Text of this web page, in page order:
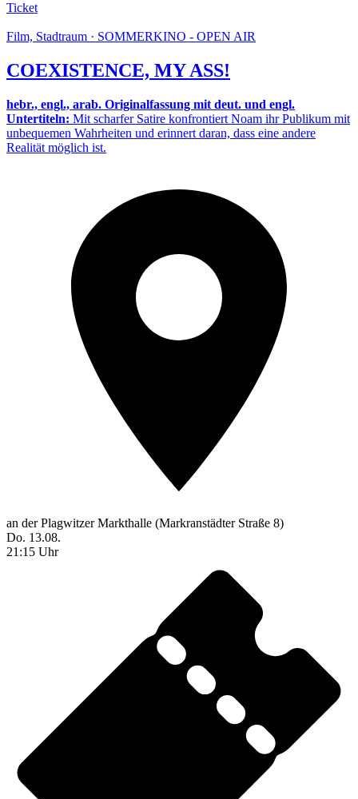
Ticket
Film, Stadtraum · SOMMERKINO - OPEN AIR
COEXISTENCE, MY ASS!
hebr., engl., arab. Originalfassung mit deut. und engl.
Untertiteln: Mit scharfer Satire konfrontiert Noam ihr Publikum mit
unbequemen Wahrheiten und erinnert daran, dass eine andere
Realität möglich ist.
an der Plagwitzer Markthalle (Markranstädter Straße 8)
Do. 13.08.
21:15 Uhr